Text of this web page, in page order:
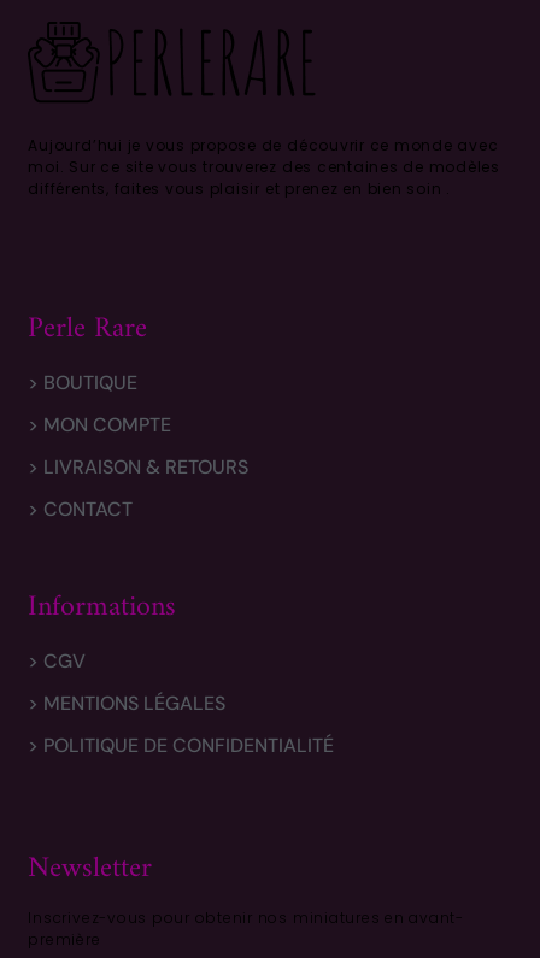
Aujourd’hui je vous propose de découvrir ce monde avec
moi. Sur ce site vous trouverez des centaines de modèles
différents, faites vous plaisir et prenez en bien soin .
Perle Rare
> BOUTIQUE
> MON COMPTE
> LIVRAISON & RETOURS
> CONTACT
Informations
> CGV
> MENTIONS LÉGALES
> POLITIQUE DE CONFIDENTIALITÉ
Newsletter
Inscrivez-vous pour obtenir nos miniatures en avant-
première